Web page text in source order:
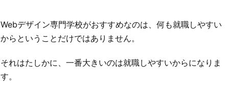
Webデザイン専門学校がおすすめなのは、何も就職しやすい
からということだけではありません。
それはたしかに、一番大きいのは就職しやすいからになりま
す。